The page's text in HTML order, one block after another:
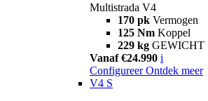
Multistrada V4
170 pk Vermogen
125 Nm Koppel
229 kg GEWICHT
Vanaf €24.990 i
Configureer Ontdek meer
V4 S